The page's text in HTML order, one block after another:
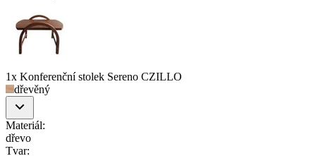
1x Konferenční stolek Sereno CZILLO
dřevěný
Materiál:
dřevo
Tvar: